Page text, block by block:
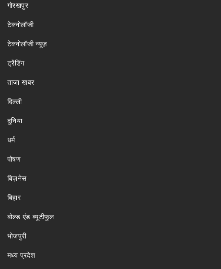
गोरखपुर
टेक्नोलॉजी
टेक्नोलॉजी न्यूज़
ट्रेंडिंग
ताजा खबर
दिल्ली
दुनिया
धर्म
पोषण
बिज़नेस
बिहार
बोल्ड एंड ब्यूटीफुल
भोजपुरी
मध्य प्रदेश